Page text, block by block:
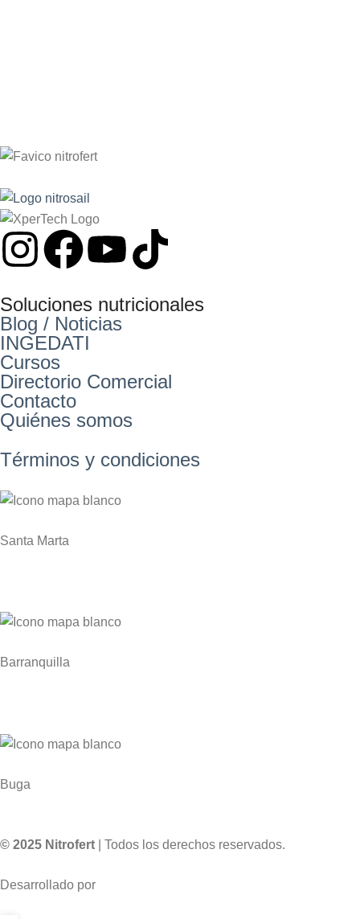
Soluciones nutricionales
Blog / Noticias
INGEDATI
Cursos
Directorio Comercial
Contacto
Quiénes somos
Términos y condiciones
Santa Marta
Barranquilla
Buga
© 2025 Nitrofert | Todos los derechos reservados.
Desarrollado por